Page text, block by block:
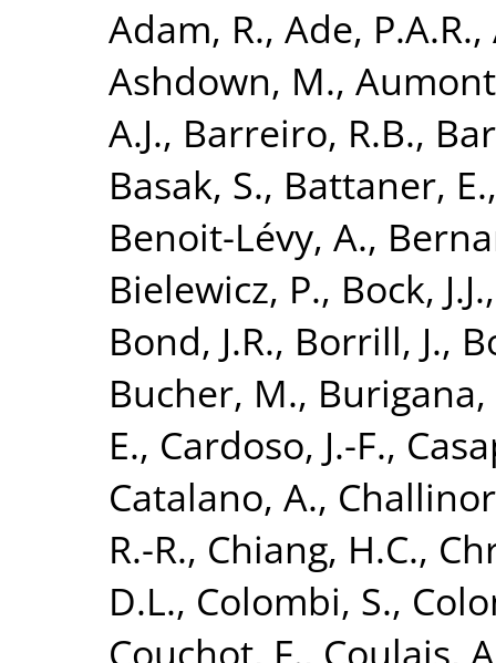
Adam, R., Ade, P.A.R.,
Ashdown, M.,
A.J., Barreiro, R.B.,
Basak, S., Battaner, E.
Benoit-Lévy, A.,
Bielewicz, P., Bock, J.J.
Bond, J.R., Borrill, J.,
Bucher, M., Burigana,
E., Cardoso, J.-F.,
Catalano, A.,
R.-R., Chiang, H.C.,
D.L., Colombi, S.,
Couchot, F., Coulais,